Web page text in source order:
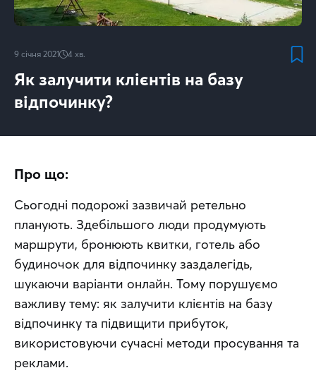
9 січня 2021 4 хв.
Як залучити клієнтів на базу
відпочинку?
Про що:
Сьогодні подорожі зазвичай ретельно
планують. Здебільшого люди продумують
маршрути, бронюють квитки, готель або
будиночок для відпочинку заздалегідь,
шукаючи варіанти онлайн. Тому порушуємо
важливу тему: як залучити клієнтів на базу
відпочинку та підвищити прибуток,
використовуючи сучасні методи просування та
реклами.